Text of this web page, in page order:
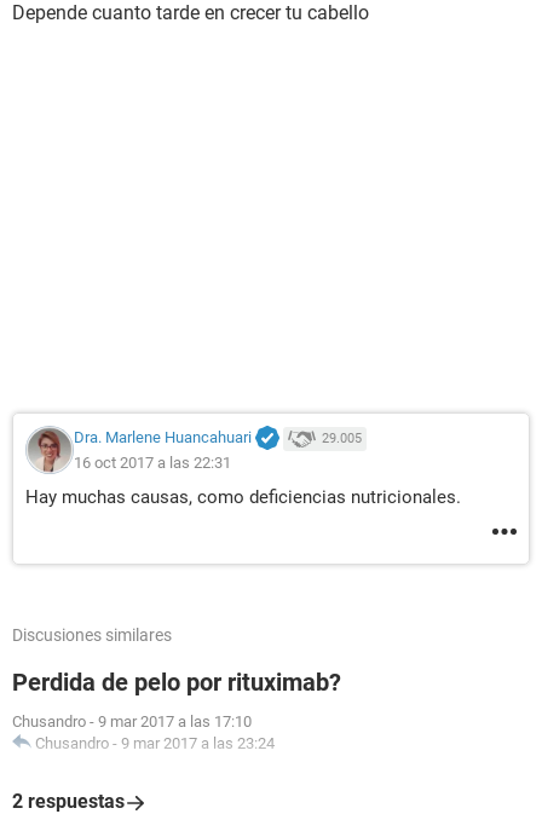
Depende cuanto tarde en crecer tu cabello
Dra. Marlene Huancahuari 29.005
16 oct 2017 a las 22:31
Hay muchas causas, como deficiencias nutricionales.
Discusiones similares
Perdida de pelo por rituximab?
Chusandro - 9 mar 2017 a las 17:10
Chusandro - 9 mar 2017 a las 23:24
2 respuestas